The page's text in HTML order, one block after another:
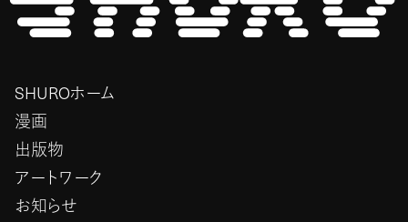
SHUROホーム
漫画
出版物
アートワーク
お知らせ